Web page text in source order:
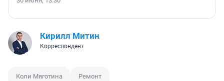
Кирилл Митин
Корреспондент
Коли Мяготина Ремонт